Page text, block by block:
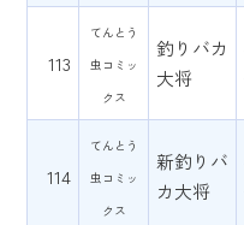
113
てんとう
虫コミッ
クス
釣りバカ
大将
114
てんとう
虫コミッ
クス
新釣りバ
カ大将